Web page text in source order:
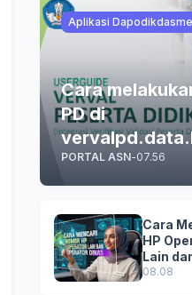
Aplikasi
Cara
PD di
asmen.go.id
PORTAL ASN-07.56
Cara
HP
Lain
Dinas
08.08